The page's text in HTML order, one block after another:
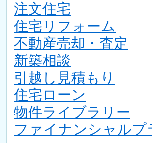
注文住宅
住宅リフォーム
不動産売却・査定
新築相談
引越し見積もり
住宅ローン
物件ライブラリー
ファイナンシャルプ